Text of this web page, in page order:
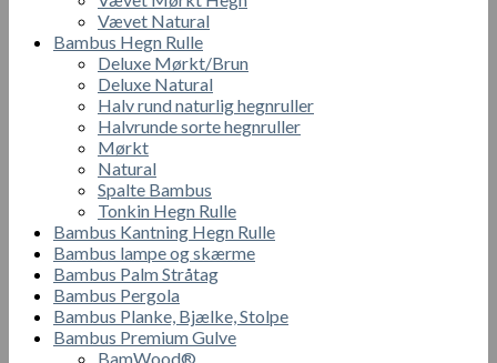
Vævet Natural
Bambus Hegn Rulle
Deluxe Mørkt/Brun
Deluxe Natural
Halv rund naturlig hegnruller
Halvrunde sorte hegnruller
Mørkt
Natural
Spalte Bambus
Tonkin Hegn Rulle
Bambus Kantning Hegn Rulle
Bambus lampe og skærme
Bambus Palm Stråtag
Bambus Pergola
Bambus Planke, Bjælke, Stolpe
Bambus Premium Gulve
BamWood®